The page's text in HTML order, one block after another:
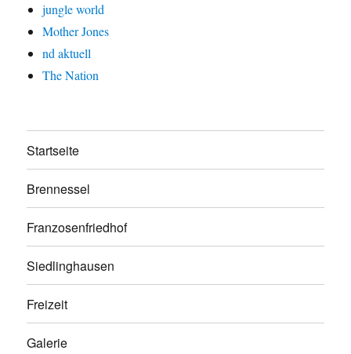
jungle world
Mother Jones
nd aktuell
The Nation
Startseite
Brennessel
Franzosenfriedhof
Siedlinghausen
Freizeit
Galerie